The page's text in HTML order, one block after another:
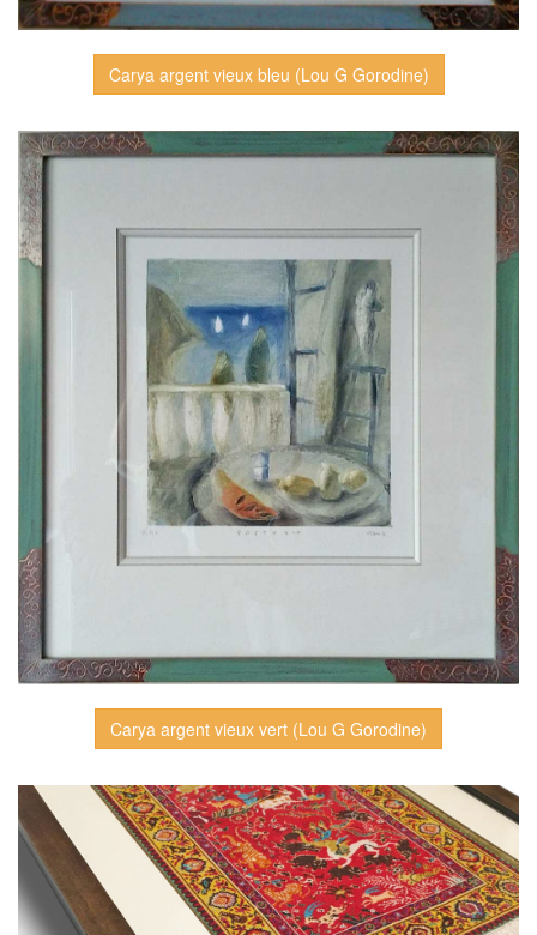
Carya argent vieux bleu (Lou G Gorodine)
Carya argent vieux vert (Lou G Gorodine)